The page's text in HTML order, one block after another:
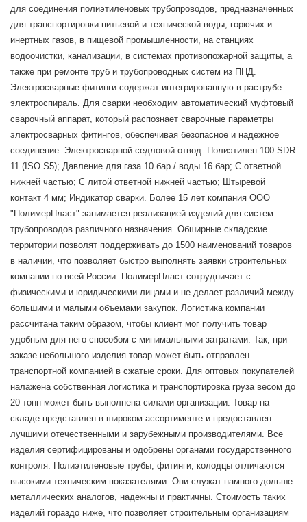
для соединения полиэтиленовых трубопроводов, предназначенных
для транспортировки питьевой и технической воды, горючих и
инертных газов, в пищевой промышленности, на станциях
водоочистки, канализации, в системах противопожарной защиты, а
также при ремонте труб и трубопроводных систем из ПНД.
Электросварные фитинги содержат интегрированную в раструбе
электроспираль. Для сварки необходим автоматический муфтовый
сварочный аппарат, который распознает сварочные параметры
электросварных фитингов, обеспечивая безопасное и надежное
соединение. Электросварной седловой отвод: Полиэтилен 100 SDR
11 (ISO S5); Давление для газа 10 бар / воды 16 бар; С ответной
нижней частью; С литой ответной нижней частью; Штыревой
контакт 4 мм; Индикатор сварки. Более 15 лет компания ООО
"ПолимерПласт" занимается реализацией изделий для систем
трубопроводов различного назначения. Обширные складские
территории позволят поддерживать до 1500 наименований товаров
в наличии, что позволяет быстро выполнять заявки строительных
компании по всей России. ПолимерПласт сотрудничает с
физическими и юридическими лицами и не делает различий между
большими и малыми объемами закупок. Логистика компании
рассчитана таким образом, чтобы клиент мог получить товар
удобным для него способом с минимальными затратами. Так, при
заказе небольшого изделия товар может быть отправлен
транспортной компанией в сжатые сроки. Для оптовых покупателей
налажена собственная логистика и транспортировка груза весом до
20 тонн может быть выполнена силами организации. Товар на
складе представлен в широком ассортименте и предоставлен
лучшими отечественными и зарубежными производителями. Все
изделия сертифицированы и одобрены органами государственного
контроля. Полиэтиленовые трубы, фитинги, колодцы отличаются
высокими техническим показателями. Они служат намного дольше
металлических аналогов, надежны и практичны. Стоимость таких
изделий гораздо ниже, что позволяет строительным организациям